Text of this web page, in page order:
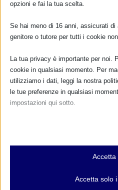
FARMACI IN
NUMERO
RIMANI AGGIORNATO
opzioni e fai la tua scelta.
Se hai meno di 16 anni, assicurati
genitore o tutore per tutti i cookie
La tua privacy è importante per noi.
cookie in qualsiasi momento. Per
utilizziamo i dati, leggi la nostra
le tue preferenze in qualsiasi
impostazioni qui sotto.
Essenziali
I cookie e i servizi essenziali
e servizi non richiedono il
Accetta
Accetta solo